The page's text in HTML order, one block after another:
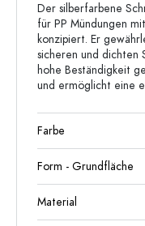
Der silberfarbene
für PP Mündungen
konzipiert. Er
sicheren und dichten
hohe Beständigkeit
und ermöglicht eine
Farbe
Form - Grundfläche
Material